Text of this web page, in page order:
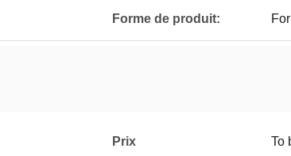
Forme de produit:
Prix To